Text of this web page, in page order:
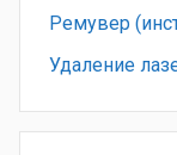
Ремувер
Удаление